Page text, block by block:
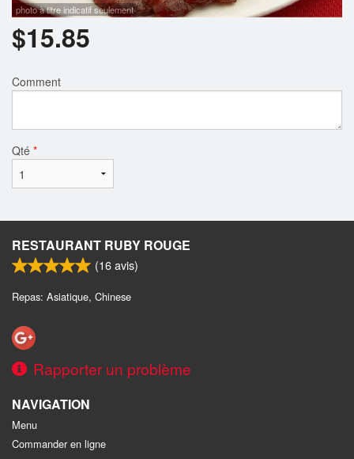
photo à titre indicatif seulement
$15.85
Comment
Qté *
RESTAURANT RUBY ROUGE
(16avis)
Repas: Asiatique, Chinese
Rapporter un problème
NAVIGATION
Menu
Commander en ligne